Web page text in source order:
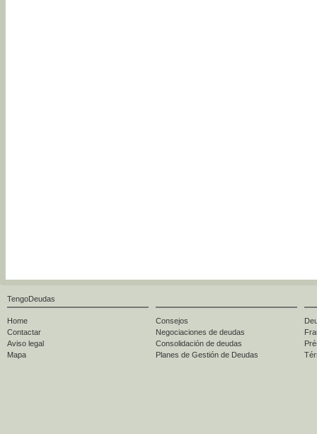
TengoDeudas
Home
Contactar
Aviso legal
Mapa
Consejos
Negociaciones de deudas
Consolidación de deudas
Planes de Gestión de Deudas